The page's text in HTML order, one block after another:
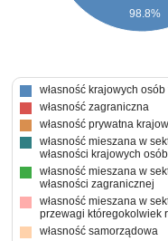
98.8%
własność krajowych osób
własność zagraniczna
własność prywatna
własność mieszana w
własności krajowych
własność mieszana w
własności zagranicznej
własność mieszana w
przewagi któregokolwiek
własność samorządowa